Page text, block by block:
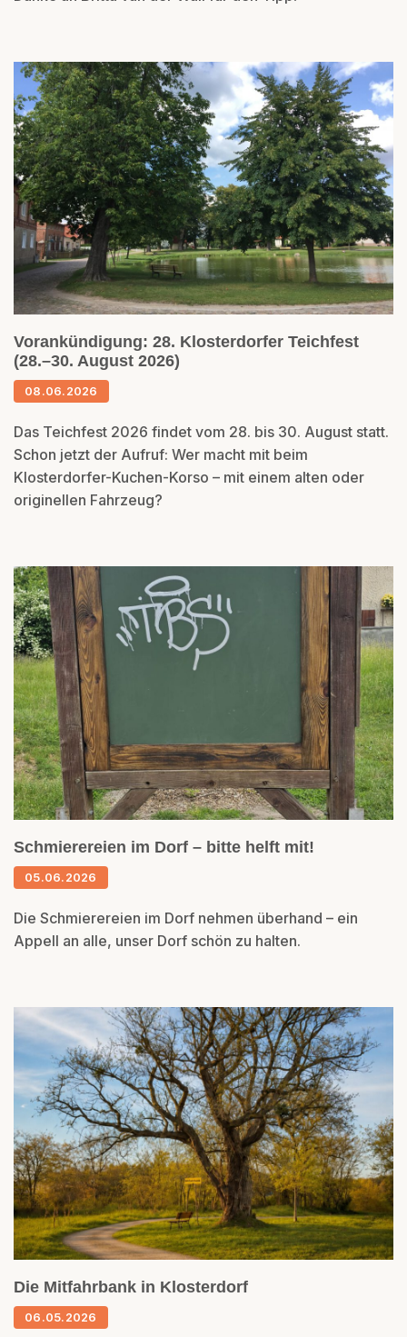
Vorankündigung: 28. Klosterdorfer Teichfest
(28.–30. August 2026)
08.06.2026
Das Teichfest 2026 findet vom 28. bis 30. August statt.
Schon jetzt der Aufruf: Wer macht mit beim
Klosterdorfer-Kuchen-Korso – mit einem alten oder
originellen Fahrzeug?
Schmierereien im Dorf – bitte helft mit!
05.06.2026
Die Schmierereien im Dorf nehmen überhand – ein
Appell an alle, unser Dorf schön zu halten.
Die Mitfahrbank in Klosterdorf
06.05.2026